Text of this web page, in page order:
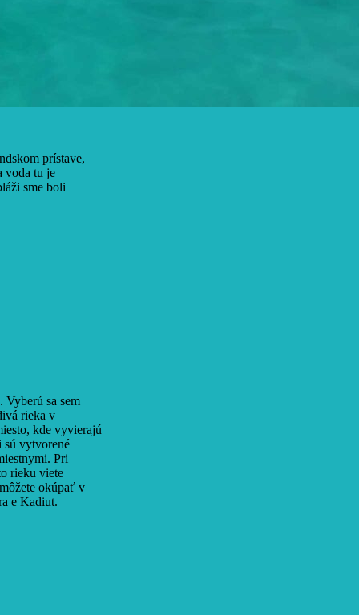
prístave,
voda tu je
sme boli
sa sem
rieka v
kde vyvierajú
sú vytvorené
Pri
rieku viete
okúpať v
e Kadiut.